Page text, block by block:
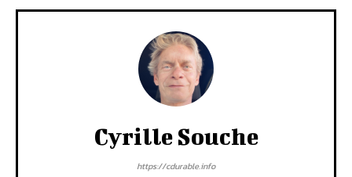
Cyrille Souche
https://cdurable.info